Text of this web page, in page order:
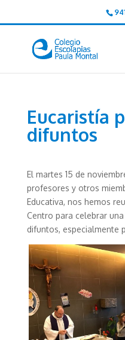
Eucaristía
difuntos
El martes 15 de
profesores y otros
Educativa, nos hemos
Centro para celebrar
difuntos, especialmente